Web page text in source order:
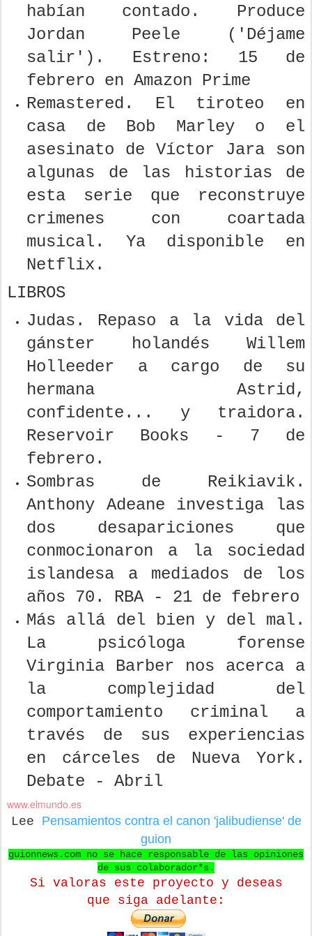
habían contado. Produce
Jordan Peele ('Déjame
salir'). Estreno: 15 de
febrero en Amazon Prime
Remastered. El tiroteo en
casa de Bob Marley o el
asesinato de Víctor Jara son
algunas de las historias de
esta serie que reconstruye
crimenes con coartada
musical. Ya disponible en
Netflix.
LIBROS
Judas. Repaso a la vida del
gánster holandés Willem
Holleeder a cargo de su
hermana Astrid,
confidente... y traidora.
Reservoir Books - 7 de
febrero.
Sombras de Reikiavik.
Anthony Adeane investiga las
dos desapariciones que
conmocionaron a la sociedad
islandesa a mediados de los
años 70. RBA - 21 de febrero
Más allá del bien y del mal.
La psicóloga forense
Virginia Barber nos acerca a
la complejidad del
comportamiento criminal a
través de sus experiencias
en cárceles de Nueva York.
Debate - Abril
www.elmundo.es
Lee Pensamientos contra el canon 'jalibudiense' de
guion
guionnews.com no se hace responsable de las opiniones
de sus colaborador*s.
Si valoras este proyecto y deseas
que siga adelante: